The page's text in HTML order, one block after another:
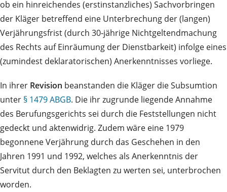
ob ein hinreichendes (erstinstanzliches) Sachvorbringen
der Kläger betreffend eine Unterbrechung der (langen)
Verjährungsfrist (durch 30‑jährige Nichtgeltendmachung
des Rechts auf Einräumung der Dienstbarkeit) infolge eines
(zumindest deklaratorischen) Anerkenntnisses vorliege.
In ihrer Revision beanstanden die Kläger die Subsumtion
unter § 1479 ABGB. Die ihr zugrunde liegende Annahme
des Berufungsgerichts sei durch die Feststellungen nicht
gedeckt und aktenwidrig. Zudem wäre eine 1979
begonnene Verjährung durch das Geschehen in den
Jahren 1991 und 1992, welches als Anerkenntnis der
Servitut durch den Beklagten zu werten sei, unterbrochen
worden.